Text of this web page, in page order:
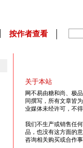
按作者查看
关于本站
网不易由糖和尚、极
同撰写，所有文章皆
业媒体未经许可，不得
我们不生产或销售任
品，也没有这方面的
咨询相关购买或合作事